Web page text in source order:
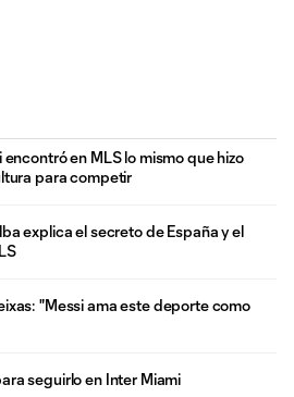
en MLS lo mismo que hizo
para competir
explica el secreto de España y el
"Messi ama este deporte como
seguirlo en Inter Miami